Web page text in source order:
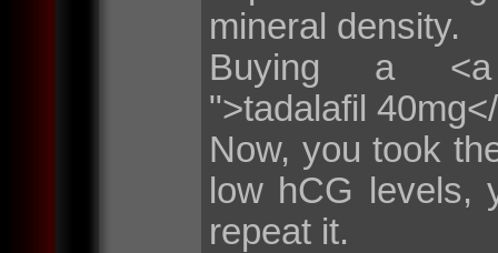
mineral density.
Buying a <a
">tadalafil
Now, you took
low hCG levels,
repeat it.